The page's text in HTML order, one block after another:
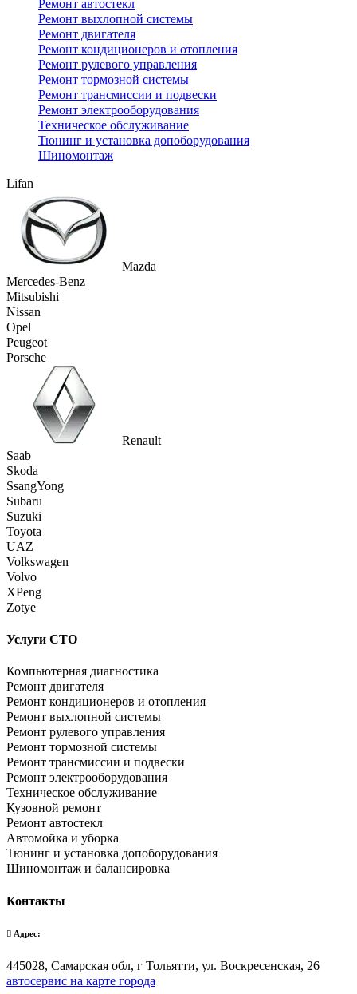
Ремонт автостекл
Ремонт выхлопной системы
Ремонт двигателя
Ремонт кондиционеров и отопления
Ремонт рулевого управления
Ремонт тормозной системы
Ремонт трансмиссии и подвески
Ремонт электрооборудования
Техническое обслуживание
Тюнинг и установка допоборудования
Шиномонтаж
Lifan
Mazda
Mercedes-Benz
Mitsubishi
Nissan
Opel
Peugeot
Porsche
Renault
Saab
Skoda
SsangYong
Subaru
Suzuki
Toyota
UAZ
Volkswagen
Volvo
XPeng
Zotye
Услуги СТО
Компьютерная диагностика
Ремонт двигателя
Ремонт кондиционеров и отопления
Ремонт выхлопной системы
Ремонт рулевого управления
Ремонт тормозной системы
Ремонт трансмиссии и подвески
Ремонт электрооборудования
Техническое обслуживание
Кузовной ремонт
Ремонт автостекл
Автомойка и уборка
Тюнинг и установка допоборудования
Шиномонтаж и балансировка
Контакты
Адрес:
445028, Самарская обл, г Тольятти, ул. Воскресенская, 26
автосервис на карте города